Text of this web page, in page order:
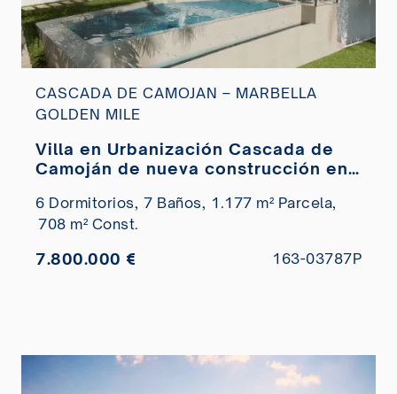
CASCADA DE CAMOJAN – MARBELLA
GOLDEN MILE
Villa en Urbanización Cascada de
Camoján de nueva construcción en
6 Dormitorios, 7 Baños, 1.177 m² Parcela,
708 m² Const.
7.800.000 € 163-03787P